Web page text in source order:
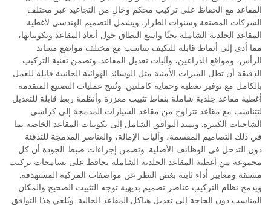
المقاعد مع الحفاظ على تركيب محكم وخالٍ من التجاعيد عبر مختلف
الشركات المصنعة وسنوات الطراز. ويشمل التصميم الهندسي لأغطية
المقاعد الجلدية الشاملة بحثًا واسع النطاق حول أبعاد المقاعد وتكويناتها،
مما أدى إلى أنماط قابلة للتكيف تتناسب مع مختلف مواضع مساند
الرأس، ومواقع الذراعين، وآليات تعديل المقاعد. وتضمن تقنية التركيب
الدقيقة أن تظل الميزات الأمنية مثل الوسائد الهوائية الجانبية قابلة للعمل
بالكامل مع توفير تغطية وحماية كاملتين. وتُنتج عمليات التصنيع المتقدمة
أغطية مقاعد جلدية شاملة بنقاط تثبيت معززة وأنظمة ربط قابلة للتعديل
لتتناسب مع مقاعد تتراوح من مقاعد السيارات المدمجة إلى كراسي
الشاحنات الكبيرة. ويمتد التوافق الشامل إلى تكوينات المقاعد الخاصة بما
في ذلك التصاميم المقسمة، وآليات الإمالة، والعناصر المدمجة للتدفئة
دون التدخل في الوظائف الأصلية. وتضمن إجراءات ضبط الجودة أن كل
مجموعة من أغطية المقاعد الجلدية الشاملة تحافظ على تسامحات تركيب
متسقة ومعايير أداء ثابتة بغض النظر عن مواصفات المركبة المستهدفة.
ويدمج نظام التركيب عناصر تصميم بديهية توجه التثبيت الصحيح والمكان
المناسب دون الحاجة إلى تعديل هياكل المقاعد الحالية. ويُلغي هذا التوافق